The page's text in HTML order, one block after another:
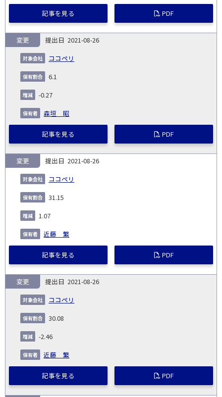
記事を見る PDF
2021-08-26
ココペリ
変更
6.1
-0.27
森垣 昭
記事を見る PDF
2021-08-26
ココペリ
変更
31.15
1.07
近藤 繁
記事を見る PDF
2021-08-26
ココペリ
変更
30.08
-2.46
近藤 繁
記事を見る PDF